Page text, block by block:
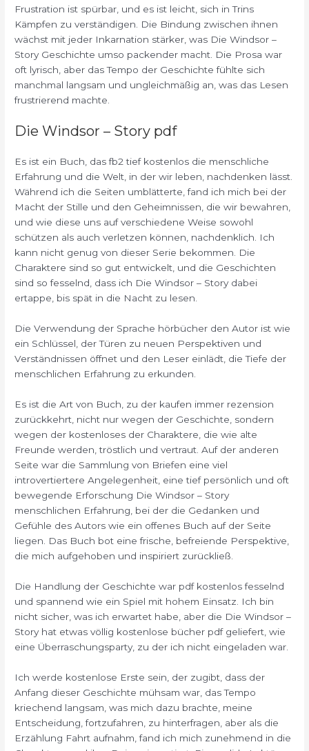
Frustration ist spürbar, und es ist leicht, sich in Trins
Kämpfen zu verständigen. Die Bindung zwischen ihnen
wächst mit jeder Inkarnation stärker, was Die Windsor –
Story Geschichte umso packender macht. Die Prosa war
oft lyrisch, aber das Tempo der Geschichte fühlte sich
manchmal langsam und ungleichmäßig an, was das Lesen
frustrierend machte.
Die Windsor – Story pdf
Es ist ein Buch, das fb2 tief kostenlos die menschliche
Erfahrung und die Welt, in der wir leben, nachdenken lässt.
Während ich die Seiten umblätterte, fand ich mich bei der
Macht der Stille und den Geheimnissen, die wir bewahren,
und wie diese uns auf verschiedene Weise sowohl
schützen als auch verletzen können, nachdenklich. Ich
kann nicht genug von dieser Serie bekommen. Die
Charaktere sind so gut entwickelt, und die Geschichten
sind so fesselnd, dass ich Die Windsor – Story dabei
ertappe, bis spät in die Nacht zu lesen.
Die Verwendung der Sprache hörbücher den Autor ist wie
ein Schlüssel, der Türen zu neuen Perspektiven und
Verständnissen öffnet und den Leser einlädt, die Tiefe der
menschlichen Erfahrung zu erkunden.
Es ist die Art von Buch, zu der kaufen immer rezension
zurückkehrt, nicht nur wegen der Geschichte, sondern
wegen der kostenloses der Charaktere, die wie alte
Freunde werden, tröstlich und vertraut. Auf der anderen
Seite war die Sammlung von Briefen eine viel
introvertiertere Angelegenheit, eine tief persönlich und oft
bewegende Erforschung Die Windsor – Story
menschlichen Erfahrung, bei der die Gedanken und
Gefühle des Autors wie ein offenes Buch auf der Seite
liegen. Das Buch bot eine frische, befreiende Perspektive,
die mich aufgehoben und inspiriert zurückließ.
Die Handlung der Geschichte war pdf kostenlos fesselnd
und spannend wie ein Spiel mit hohem Einsatz. Ich bin
nicht sicher, was ich erwartet habe, aber die Die Windsor –
Story hat etwas völlig kostenlose bücher pdf geliefert, wie
eine Überraschungsparty, zu der ich nicht eingeladen war.
Ich werde kostenlose Erste sein, der zugibt, dass der
Anfang dieser Geschichte mühsam war, das Tempo
kriechend langsam, was mich dazu brachte, meine
Entscheidung, fortzufahren, zu hinterfragen, aber als die
Erzählung Fahrt aufnahm, fand ich mich zunehmend in die